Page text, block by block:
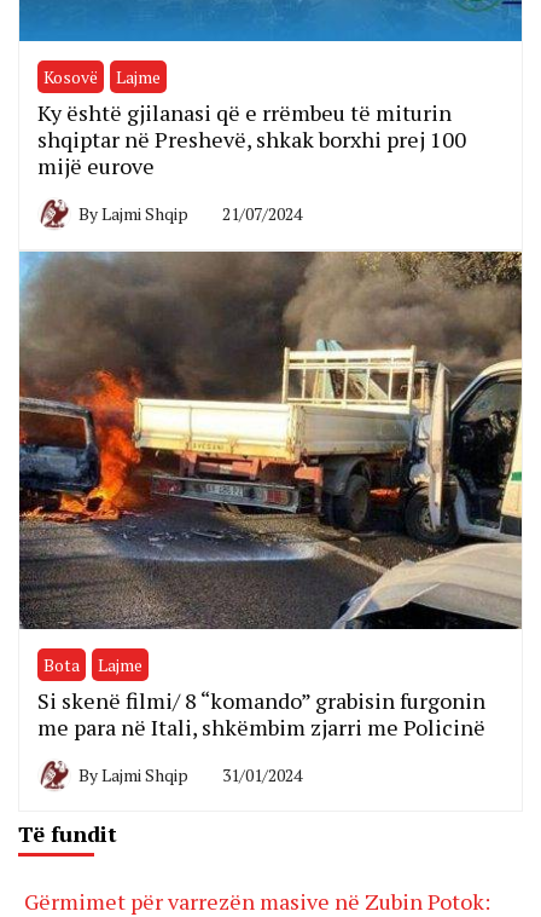
Kosovë Lajme
Ky është gjilanasi që e rrëmbeu të miturin
shqiptar në Preshevë, shkak borxhi prej 100
mijë eurove
ByLajmi Shqip 21/07/2024
Bota Lajme
Si skenë filmi/ 8 “komando” grabisin furgonin
me para në Itali, shkëmbim zjarri me Policinë
ByLajmi Shqip 31/01/2024
Të fundit
Gërmimet për varrezën masive në Zubin Potok: